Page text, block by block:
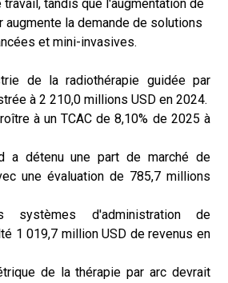
tandis que l'augmentation de
augmente la demande de solutions
et mini-invasives.
de la radiothérapie guidée par
à 2 210,0 millions USD en 2024.
à un TCAC de 8,10% de 2025 à
a détenu une part de marché de
une évaluation de 785,7 millions
systèmes d'administration de
1 019,7 million USD de revenus en
de la thérapie par arc devrait